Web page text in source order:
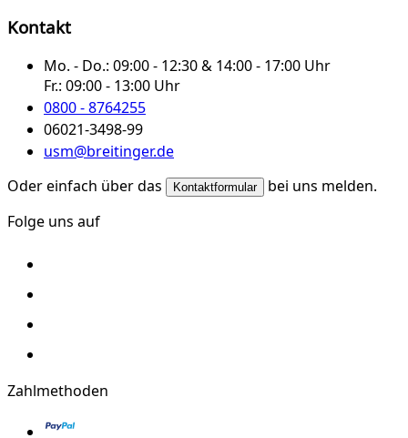
Kontakt
Mo. - Do.: 09:00 - 12:30 & 14:00 - 17:00 Uhr
Fr.: 09:00 - 13:00 Uhr
0800 - 8764255
06021-3498-99
usm@breitinger.de
Oder einfach über das
Kontaktformular
bei uns melden.
Folge uns auf
Zahlmethoden